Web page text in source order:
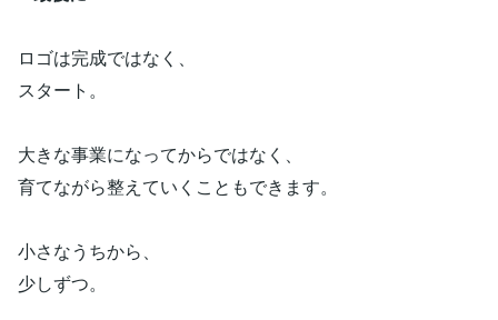
ロゴは完成ではなく、
スタート。
大きな事業になってからではなく、
育てながら整えていくこともできます。
小さなうちから、
少しずつ。